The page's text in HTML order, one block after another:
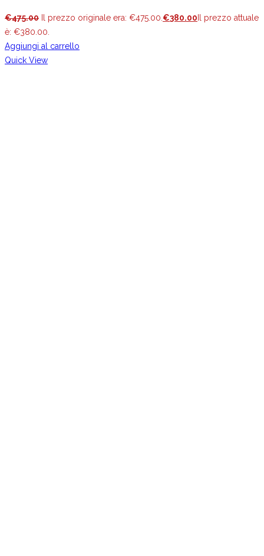
€475.00 Il prezzo originale era: €475.00. €380.00 Il prezzo attuale
è: €380.00.
Aggiungi al carrello
Quick View